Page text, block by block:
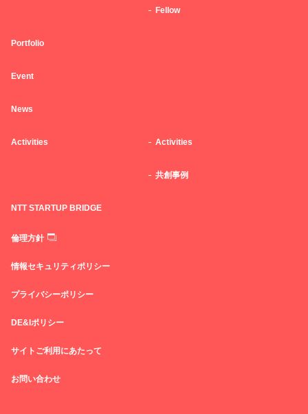
Fellow
Portfolio
Event
News
Activities Activities
共創事例
NTT STARTUP BRIDGE
倫理方針
情報セキュリティポリシー
プライバシーポリシー
DE&Iポリシー
サイトご利用にあたって
お問い合わせ